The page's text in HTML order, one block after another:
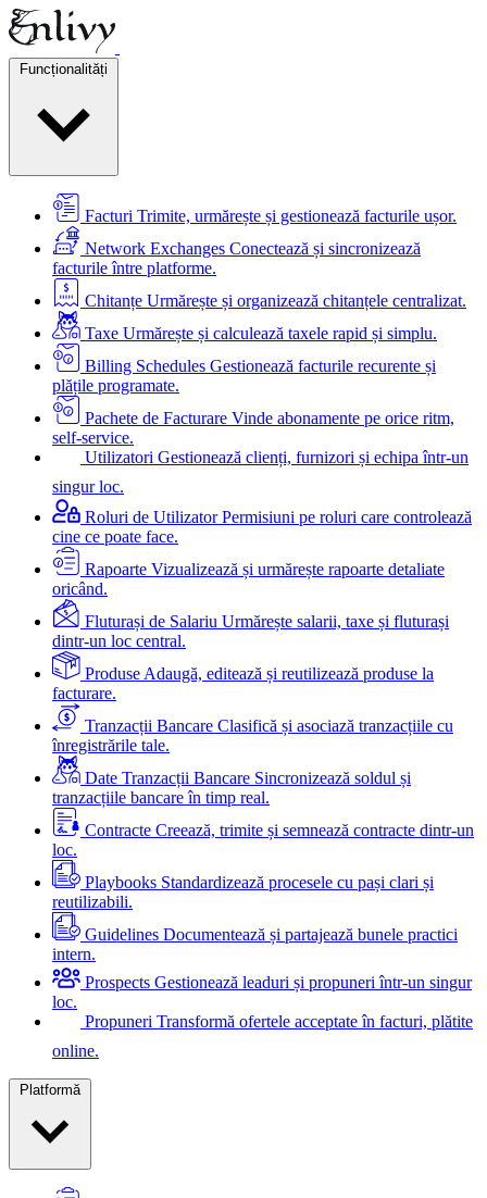
Facturi Trimite, urmărește și gestionează facturile ușor.
Network Exchanges Conectează și sincronizează
facturile între platforme.
Chitanțe Urmărește și organizează chitanțele centralizat.
Taxe Urmărește și calculează taxele rapid și simplu.
Billing Schedules Gestionează facturile recurente și
plățile programate.
Pachete de Facturare Vinde abonamente pe orice ritm,
self-service.
Utilizatori Gestionează clienți, furnizori și echipa într-un
singur loc.
Roluri de Utilizator Permisiuni pe roluri care controlează
cine ce poate face.
Rapoarte Vizualizează și urmărește rapoarte detaliate
oricând.
Fluturași de Salariu Urmărește salarii, taxe și fluturași
dintr-un loc central.
Produse Adaugă, editează și reutilizează produse la
facturare.
Tranzacții Bancare Clasifică și asociază tranzacțiile cu
înregistrările tale.
Date Tranzacții Bancare Sincronizează soldul și
tranzacțiile bancare în timp real.
Contracte Creează, trimite și semnează contracte dintr-un
loc.
Playbooks Standardizează procesele cu pași clari și
reutilizabili.
Guidelines Documentează și partajează bunele practici
intern.
Prospects Gestionează leaduri și propuneri într-un singur
loc.
Propuneri Transformă ofertele acceptate în facturi, plătite
online.